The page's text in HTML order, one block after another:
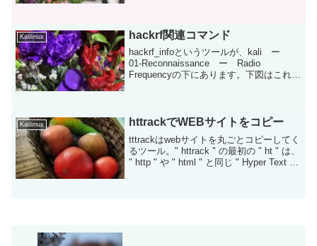
の分類変更で...
Kalilinux hackrf関連コマンド
hackrf_infoというツールが、kali ー
01-Reconnaissance ー Radio
Frequencyの下にあります。下図はこれに
Kalilinux httrackでWEBサイトをコピー
tttrackはwebサイトを丸ごとコピーしてく
るツール。" httrack " の最初の " ht " は、
" http " や " html " と同じ " Hyper Text "